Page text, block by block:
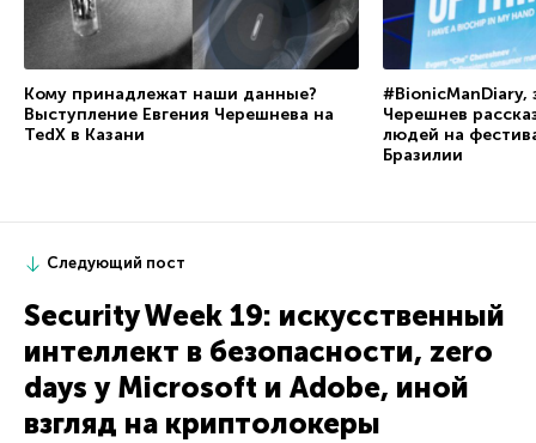
Кому принадлежат наши данные?
Выступление Евгения Черешнева на
TedX в Казани
#BionicManDiary,
Черешнев
людей на
Бразилии
Следующий пост
Security Week 19: искусственный
интеллект в безопасности, zero
days у Microsoft и Adobe, иной
взгляд на криптолокеры